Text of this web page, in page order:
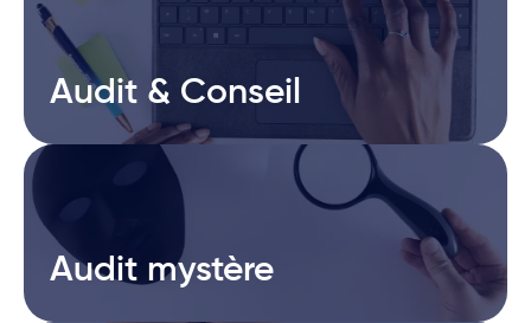
Audit & Conseil
Audit & Conseil
Audit mystère
Audit mystère